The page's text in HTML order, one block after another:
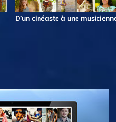
D’un cinéaste à une